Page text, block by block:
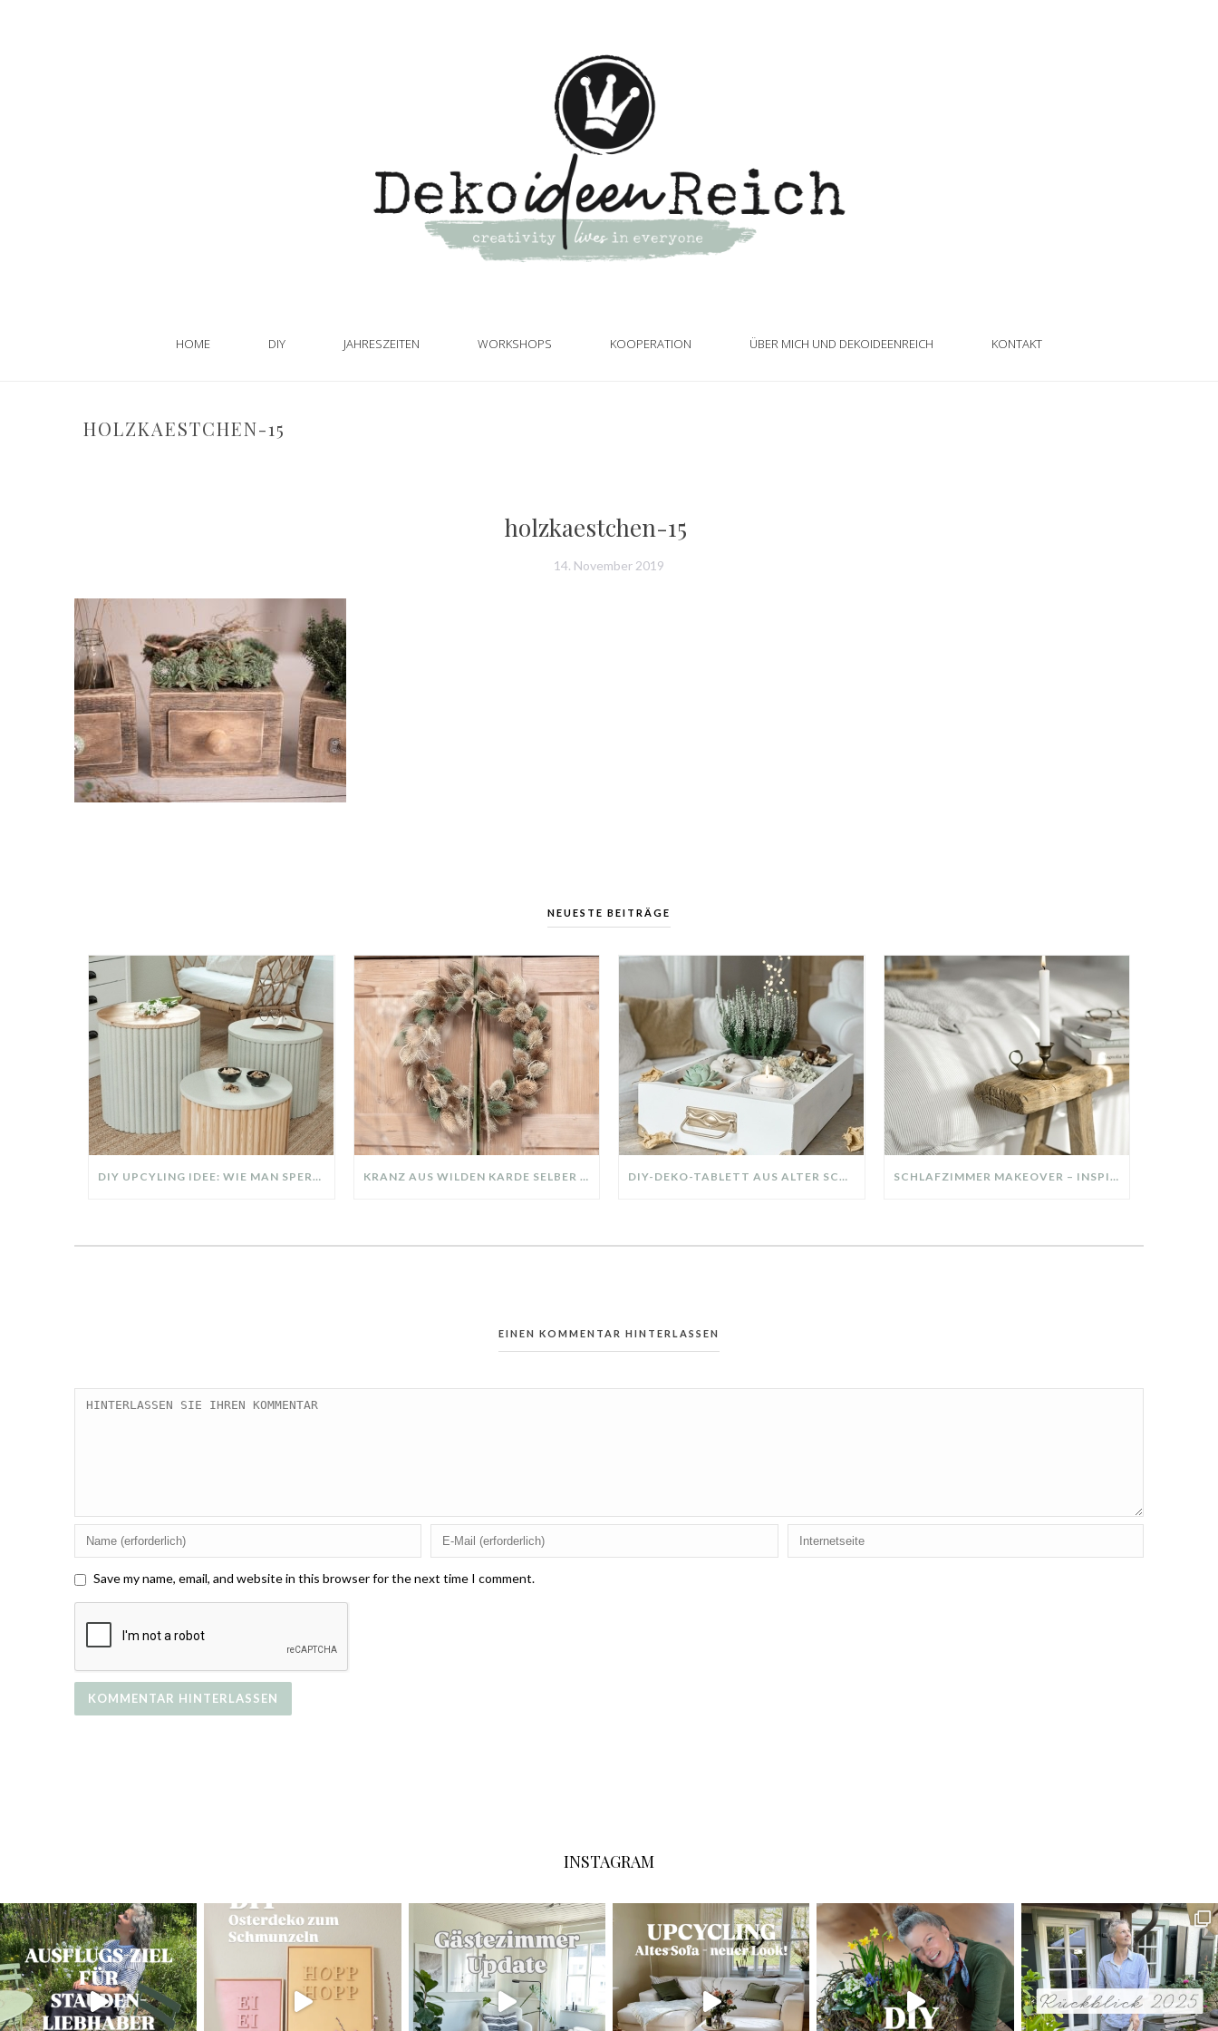
HOME DIY JAHRESZEITEN WORKSHOPS KOOPERATION ÜBER MICH UND DEKOIDEENREICH KONTAKT
HOLZKAESTCHEN-15
holzkaestchen-15
14. November 2019
NEUESTE BEITRÄGE
DIY UPCYLING IDEE: WIE MAN SPERRMÜLL IN EIN DESIGNER TEIL VERWANDELT KRANZ AUS WILDEN KARDE SELBER MACHEN: HERBSTDEKO GANZ EINFACH DIY-DEKO-TABLETT AUS ALTER SCHUBLADE – NACHHALTIGE HERBSTDEKO SELBER MACHEN! SCHLAFZIMMER MAKEOVER – INSPIRATION FÜR DEIN SCHLAFZIMMER: AUS ALT MACH NEU – HELL, GEMÜTLICH UND EINLADEND
EINEN KOMMENTAR HINTERLASSEN
Save my name, email, and website in this browser for the next time I comment.
INSTAGRAM